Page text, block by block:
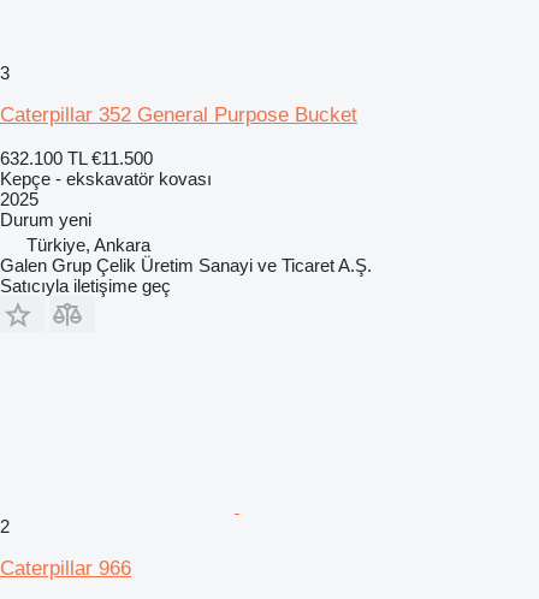
3
Caterpillar 352 General Purpose Bucket
632.100 TL €11.500
Kepçe - ekskavatör kovası
2025
Durum yeni
Türkiye, Ankara
Galen Grup Çelik Üretim Sanayi ve Ticaret A.Ş.
Satıcıyla iletişime geç
2
Caterpillar 966